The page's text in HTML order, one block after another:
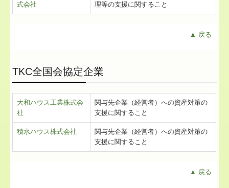
式会社
理等の支援に関すること
▲ 戻る
TKC全国会協定企業
大和ハウス工業株式会
社
関与先企業（経営者）への資産対策の
支援に関すること
積水ハウス株式会社
関与先企業（経営者）への資産対策の
支援に関すること
▲ 戻る